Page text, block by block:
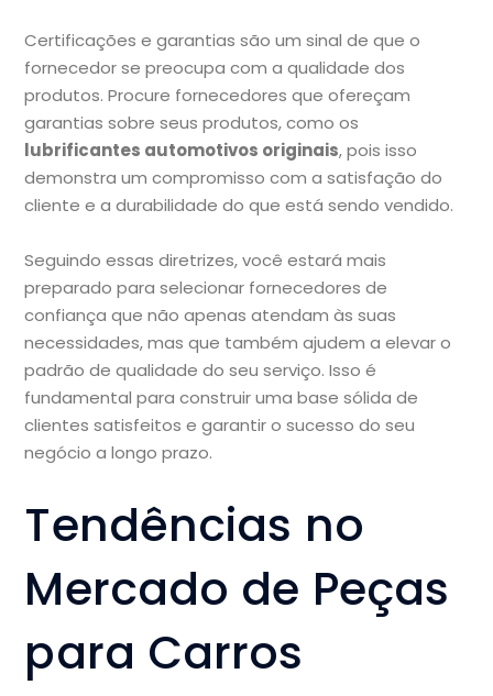
Certificações e garantias são um sinal de que o
fornecedor se preocupa com a qualidade dos
produtos. Procure fornecedores que ofereçam
garantias sobre seus produtos, como os
lubrificantes automotivos originais, pois isso
demonstra um compromisso com a satisfação do
cliente e a durabilidade do que está sendo vendido.
Seguindo essas diretrizes, você estará mais
preparado para selecionar fornecedores de
confiança que não apenas atendam às suas
necessidades, mas que também ajudem a elevar o
padrão de qualidade do seu serviço. Isso é
fundamental para construir uma base sólida de
clientes satisfeitos e garantir o sucesso do seu
negócio a longo prazo.
Tendências no
Mercado de Peças
para Carros